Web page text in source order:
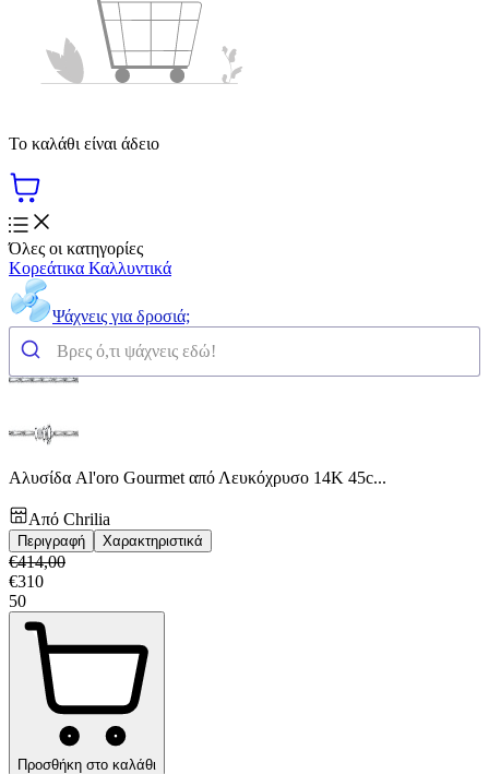
Το καλάθι είναι άδειο
Όλες οι κατηγορίες
Κορεάτικα Καλλυντικά
Ψάχνεις για δροσιά;
Αλυσίδα Al'oro Gourmet από Λευκόχρυσο 14K 45c...
Από Chrilia
Περιγραφή Χαρακτηριστικά
€414,00
€310
50
Προσθήκη στο καλάθι